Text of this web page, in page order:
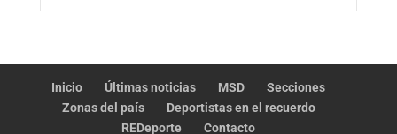
Inicio Últimas noticias MSD
Secciones
Zonas del país
Deportistas en el recuerdo
REDeporte
Contacto